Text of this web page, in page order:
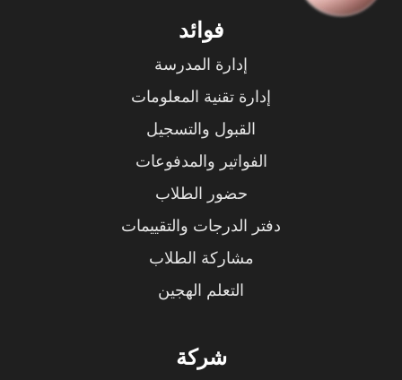
فوائد
إدارة المدرسة
إدارة تقنية المعلومات
القبول والتسجيل
الفواتير والمدفوعات
حضور الطلاب
دفتر الدرجات والتقييمات
مشاركة الطلاب
التعلم الهجين
شركة